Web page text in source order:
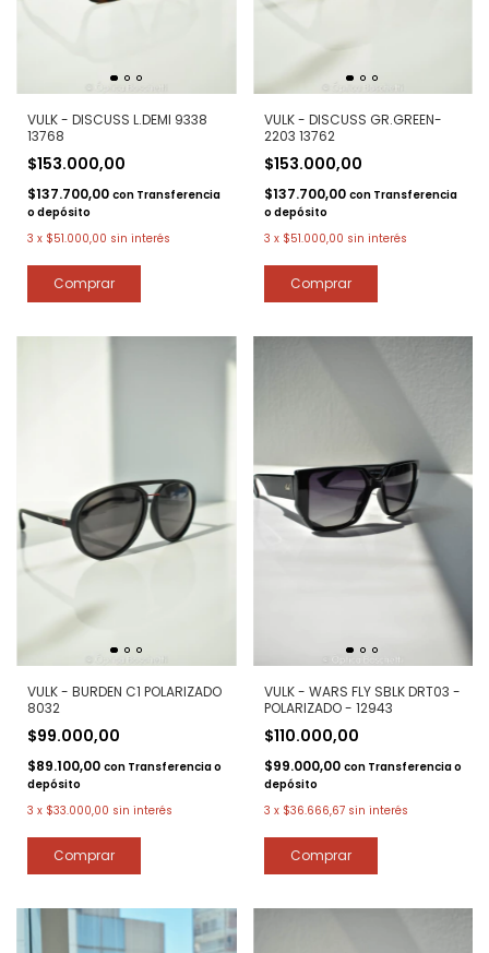
VULK - DISCUSS L.DEMI 9338
13768
$153.000,00
$137.700,00 con Transferencia
o depósito
3 x $51.000,00 sin interés
VULK - DISCUSS GR.GREEN-
2203 13762
$153.000,00
$137.700,00 con Transferencia
o depósito
3 x $51.000,00 sin interés
VULK - BURDEN C1 POLARIZADO
8032
$99.000,00
$89.100,00 con Transferencia o
depósito
3 x $33.000,00 sin interés
VULK - WARS FLY SBLK DRT03 -
POLARIZADO - 12943
$110.000,00
$99.000,00 con Transferencia o
depósito
3 x $36.666,67 sin interés